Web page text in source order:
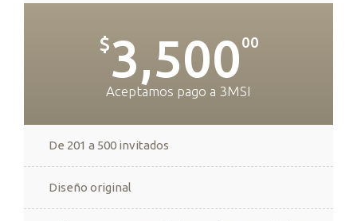
$3,50000
Aceptamos pago a 3MSI
De 201 a 500 invitados
Diseño original